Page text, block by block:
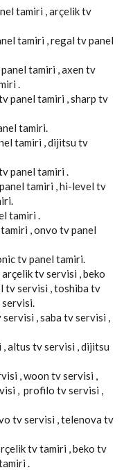
tamiri , arçelik tv
tamiri , regal tv panel
tamiri , axen tv
.
panel tamiri , sharp tv
tamiri.
tamiri , dijitsu tv
panel tamiri .
tamiri , hi-level tv
tamiri .
, onvo tv panel
tv panel tamiri.
tv servisi , beko
tv servisi , toshiba tv
servisi.
, saba tv servisi ,
altus tv servisi , dijitsu
, woon tv servisi ,
, profilo tv servisi ,
tv servisi , telenova tv
tv tamiri , beko tv
.